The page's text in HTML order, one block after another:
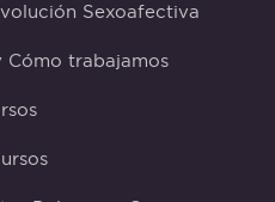
Sexoafectiva
Cómo trabajamos